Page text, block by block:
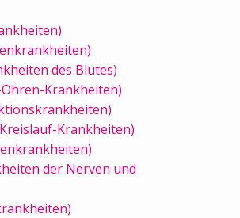
des Blutes)
Krankheiten)
Krankheiten)
der Nerven und